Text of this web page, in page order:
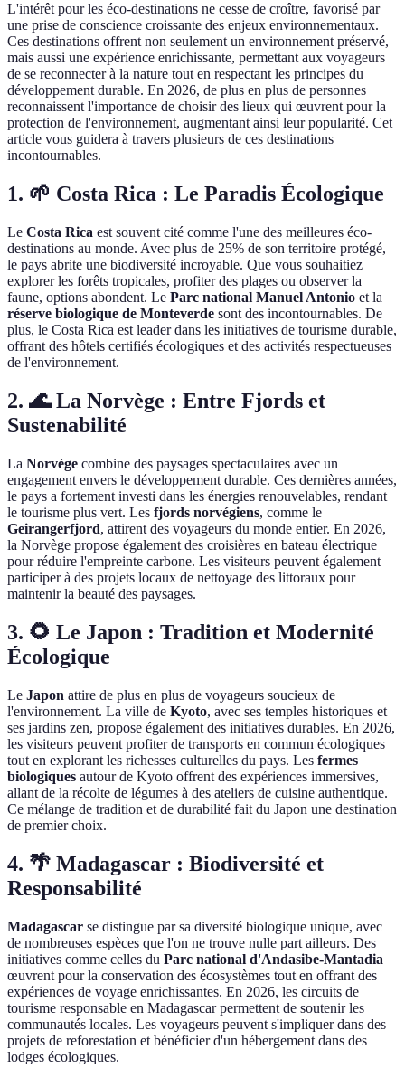
L'intérêt pour les éco-destinations ne cesse de croître, favorisé par
une prise de conscience croissante des enjeux environnementaux.
Ces destinations offrent non seulement un environnement préservé,
mais aussi une expérience enrichissante, permettant aux voyageurs
de se reconnecter à la nature tout en respectant les principes du
développement durable. En 2026, de plus en plus de personnes
reconnaissent l'importance de choisir des lieux qui œuvrent pour la
protection de l'environnement, augmentant ainsi leur popularité. Cet
article vous guidera à travers plusieurs de ces destinations
incontournables.
1. 🌱 Costa Rica : Le Paradis Écologique
Le Costa Rica est souvent cité comme l'une des meilleures éco-
destinations au monde. Avec plus de 25% de son territoire protégé,
le pays abrite une biodiversité incroyable. Que vous souhaitiez
explorer les forêts tropicales, profiter des plages ou observer la
faune, options abondent. Le Parc national Manuel Antonio et la
réserve biologique de Monteverde sont des incontournables. De
plus, le Costa Rica est leader dans les initiatives de tourisme durable,
offrant des hôtels certifiés écologiques et des activités respectueuses
de l'environnement.
2. 🌊 La Norvège : Entre Fjords et
Sustenabilité
La Norvège combine des paysages spectaculaires avec un
engagement envers le développement durable. Ces dernières années,
le pays a fortement investi dans les énergies renouvelables, rendant
le tourisme plus vert. Les fjords norvégiens, comme le
Geirangerfjord, attirent des voyageurs du monde entier. En 2026,
la Norvège propose également des croisières en bateau électrique
pour réduire l'empreinte carbone. Les visiteurs peuvent également
participer à des projets locaux de nettoyage des littoraux pour
maintenir la beauté des paysages.
3. 🌻 Le Japon : Tradition et Modernité
Écologique
Le Japon attire de plus en plus de voyageurs soucieux de
l'environnement. La ville de Kyoto, avec ses temples historiques et
ses jardins zen, propose également des initiatives durables. En 2026,
les visiteurs peuvent profiter de transports en commun écologiques
tout en explorant les richesses culturelles du pays. Les fermes
biologiques autour de Kyoto offrent des expériences immersives,
allant de la récolte de légumes à des ateliers de cuisine authentique.
Ce mélange de tradition et de durabilité fait du Japon une destination
de premier choix.
4. 🌴 Madagascar : Biodiversité et
Responsabilité
Madagascar se distingue par sa diversité biologique unique, avec
de nombreuses espèces que l'on ne trouve nulle part ailleurs. Des
initiatives comme celles du Parc national d'Andasibe-Mantadia
œuvrent pour la conservation des écosystèmes tout en offrant des
expériences de voyage enrichissantes. En 2026, les circuits de
tourisme responsable en Madagascar permettent de soutenir les
communautés locales. Les voyageurs peuvent s'impliquer dans des
projets de reforestation et bénéficier d'un hébergement dans des
lodges écologiques.